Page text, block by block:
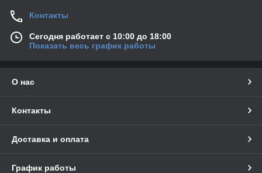
Контакты
Сегодня работает с 10:00 до 18:00
Показать весь график работы
О нас
Контакты
Доставка и оплата
График работы